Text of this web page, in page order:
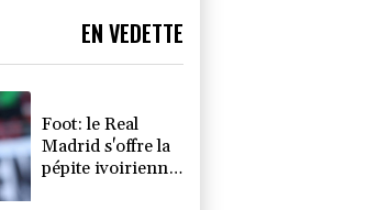
EN VEDETTE
Foot: le Real
Madrid s'offre la
pépite ivoirienne